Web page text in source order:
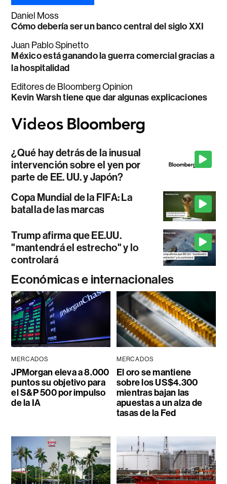
Daniel Moss
Cómo debería ser un banco central del siglo XXI
Juan Pablo Spinetto
México está ganando la guerra comercial gracias a
la hospitalidad
Editores de Bloomberg Opinion
Kevin Warsh tiene que dar algunas explicaciones
¿Qué hay detrás de la inusual
intervención sobre el yen por
parte de EE. UU. y Japón?
Copa Mundial de la FIFA: La
batalla de las marcas
Trump afirma que EE.UU.
"mantendrá el estrecho" y lo
controlará
Económicas e internacionales
MERCADOS
JPMorgan eleva a 8.000
puntos su objetivo para
el S&P 500 por impulso
de la IA
MERCADOS
El oro se mantiene
sobre los US$4.300
mientras bajan las
apuestas a un alza de
tasas de la Fed